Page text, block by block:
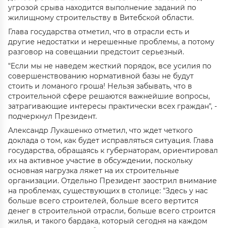
угрозой срыва находится выполнение заданий по
жилищному строительству в Витебской области.
Глава государства отметил, что в отрасли есть и
другие недостатки и нерешенные проблемы, а потому
разговор на совещании предстоит серьезный.
"Если мы не наведем жесткий порядок, все усилия по
совершенствованию нормативной базы не будут
стоить и ломаного гроша! Нельзя забывать, что в
строительной сфере решаются важнейшие вопросы,
затрагивающие интересы практически всех граждан", -
подчеркнул Президент.
Александр Лукашенко отметил, что ждет четкого
доклада о том, как будет исправляться ситуация. Глава
государства, обращаясь к губернаторам, ориентировал
их на активное участие в обсуждении, поскольку
основная нагрузка ляжет на их строительные
организации. Отдельно Президент заострил внимание
на проблемах, существующих в столице: "Здесь у нас
больше всего строителей, больше всего вертится
денег в строительной отрасли, больше всего строится
жилья, и такого бардака, который сегодня на каждом